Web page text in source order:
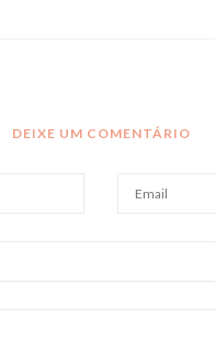
DEIXE UM COMENTÁRIO